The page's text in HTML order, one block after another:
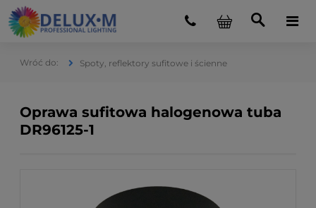
Spoty, reflektory sufitowe i ścienne
Oprawa sufitowa halogenowa tuba
DR96125-1